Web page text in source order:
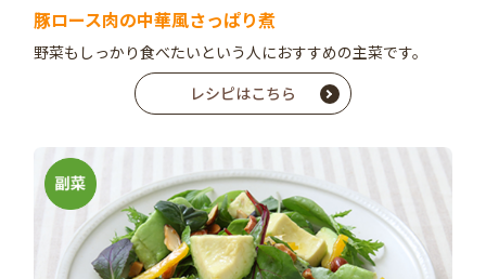
豚ロース肉の中華風さっぱり煮
野菜もしっかり食べたいという人におすすめの主菜です。
レシピはこちら